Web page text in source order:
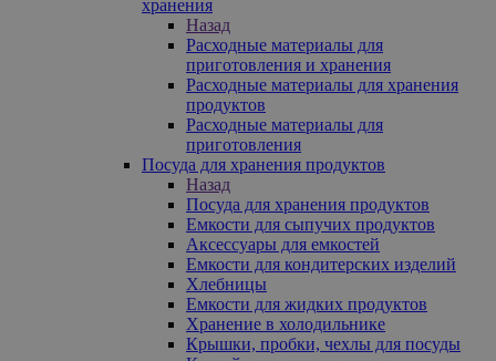
хранения
Назад
Расходные материалы для
приготовления и хранения
Расходные материалы для хранения
продуктов
Расходные материалы для
приготовления
Посуда для хранения продуктов
Назад
Посуда для хранения продуктов
Емкости для сыпучих продуктов
Аксессуары для емкостей
Емкости для кондитерских изделий
Хлебницы
Емкости для жидких продуктов
Хранение в холодильнике
Крышки, пробки, чехлы для посуды